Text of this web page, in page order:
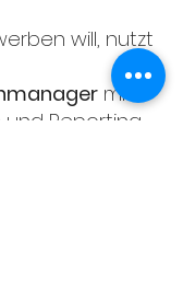
will, nutzt
mit
Reporting.